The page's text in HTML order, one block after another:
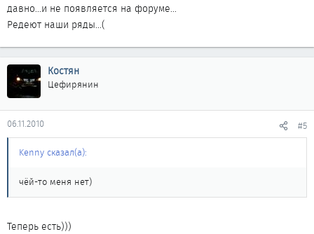
давно...и не появляется на форуме...
Редеют наши ряды...(
Костян
Цефирянин
06.11.2010 #5
Kenny сказал(а):
чёй-то меня нет)
Теперь есть)))